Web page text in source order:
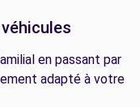
en passant par
adapté à votre